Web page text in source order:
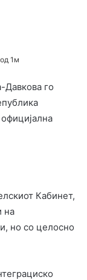
1м
Давкова го
Кабинет,
на
но со целосно